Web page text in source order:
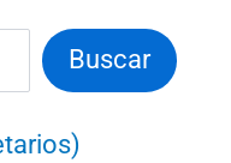
Buscar